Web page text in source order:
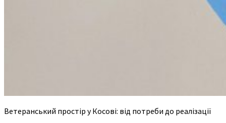
Ветеранський простір у Косові: від потреби до реалізації